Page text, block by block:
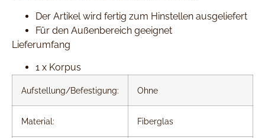
Der Artikel wird fertig zum Hinstellen ausgeliefert
Für den Außenbereich geeignet
Lieferumfang
1 x Korpus
Aufstellung/Befestigung: Ohne
Material: Fiberglas